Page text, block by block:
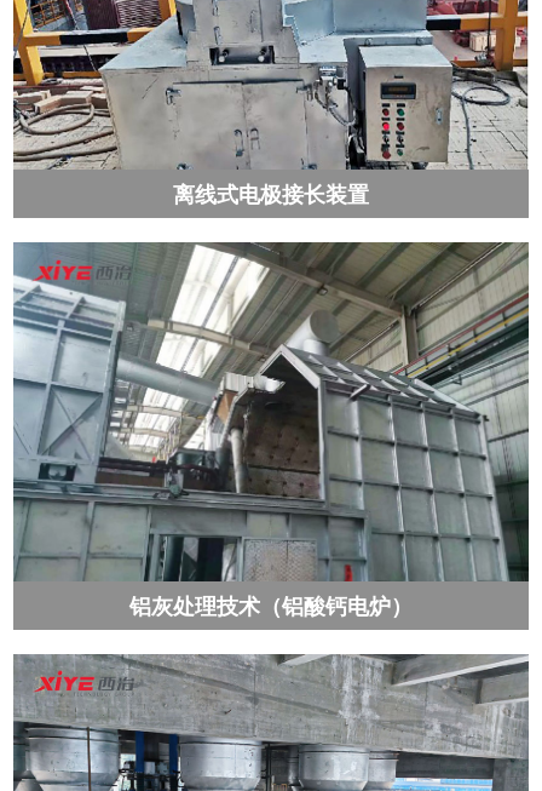
离线式电极接长装置
铝灰处理技术（铝酸钙电炉）